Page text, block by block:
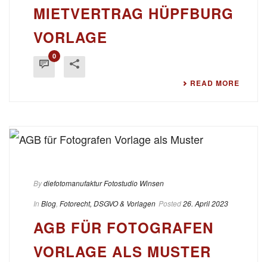
MIETVERTRAG HÜPFBURG
VORLAGE
0
READ MORE
Bydiefotomanufaktur Fotostudio Winsen
In Blog Fotorecht, DSGVO & Vorlagen Posted26. April 2023
AGB FÜR FOTOGRAFEN
VORLAGE ALS MUSTER